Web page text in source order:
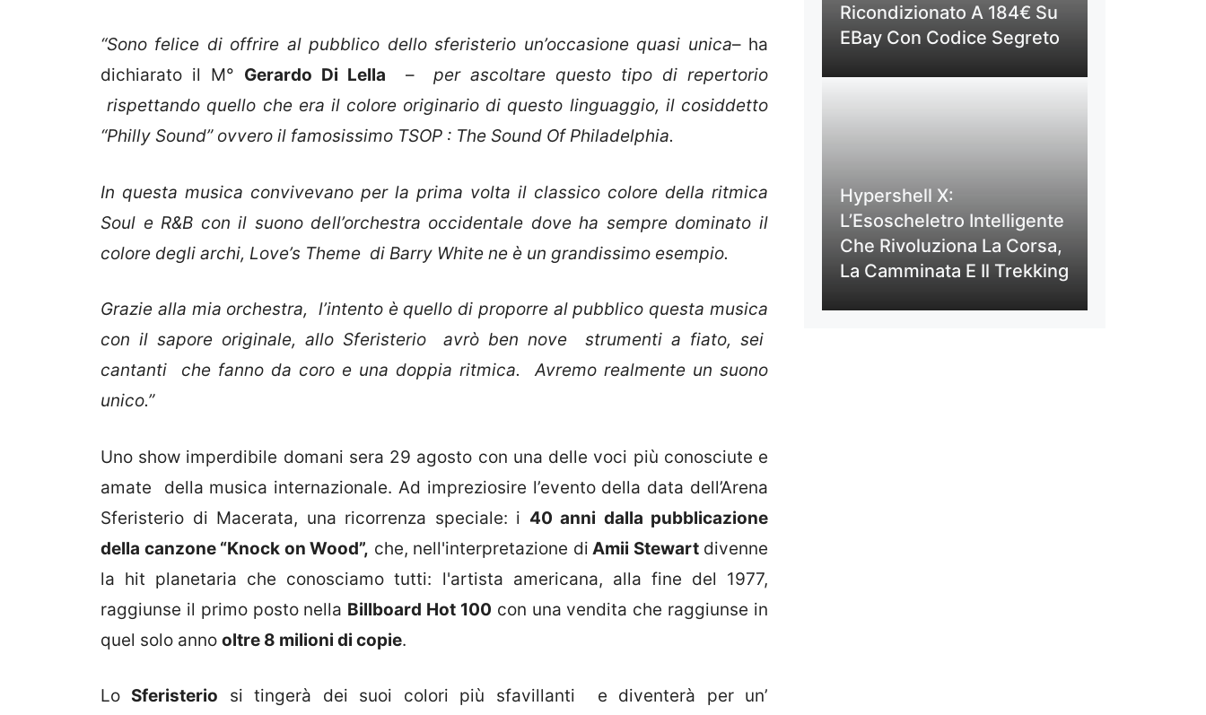
“Sono felice di offrire al pubblico dello sferisterio un’occasione quasi unica– ha
dichiarato il M° Gerardo Di Lella –per ascoltare questo tipo di repertorio
rispettando quello che era il colore originario di questo linguaggio, il cosiddetto
“Philly Sound” ovvero il famosissimo TSOP : The Sound Of Philadelphia.
In questa musica convivevano per la prima volta il classico colore della ritmica
Soul e R&B con il suono dell’orchestra occidentale dove ha sempre dominato il
colore degli archi, Love’s Theme di Barry White ne è un grandissimo esempio.
Grazie alla mia orchestra, l’intento è quello di proporre al pubblico questa musica
con il sapore originale, allo Sferisterio avrò ben nove strumenti a fiato, sei
cantanti che fanno da coro e una doppia ritmica. Avremo realmente un suono
unico.”
Uno show imperdibile domani sera 29 agosto con una delle voci più conosciute e
amate della musica internazionale. Ad impreziosire l’evento della data dell’Arena
Sferisterio di Macerata, una ricorrenza speciale: i 40 anni dalla pubblicazione
della canzone “Knock on Wood”, che, nell'interpretazione di Amii Stewartdivenne
la hit planetaria che conosciamo tutti: l'artista americana, alla fine del 1977,
raggiunse il primo posto nella Billboard Hot 100 con una vendita che raggiunse in
quel solo anno oltre 8 milioni di copie.
Lo Sferisterio si tingerà dei suoi colori più sfavillanti e diventerà per un’
Ricondizionato A 184€ Su
EBay Con Codice Segreto
Hypershell X:
L’Esoscheletro Intelligente
Che Rivoluziona La Corsa,
La Camminata E Il Trekking